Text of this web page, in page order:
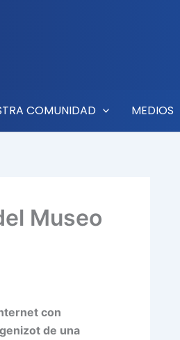
COMUNIDAD MEDIOS
Museo
con
de una